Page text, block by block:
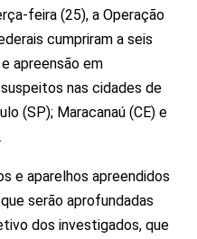
feira (25), a Operação
cumpriram a seis
apreensão em
nas cidades de
(SP); Maracanaú (CE) e
e aparelhos apreendidos
serão aprofundadas
dos investigados, que